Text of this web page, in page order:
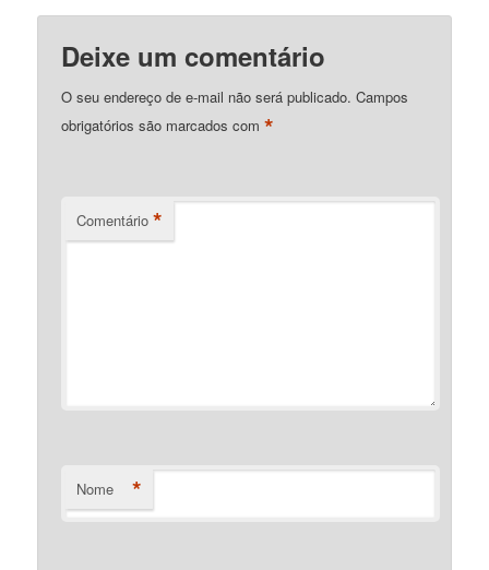
Deixe um comentário
O seu endereço de e-mail não será publicado. Campos
obrigatórios são marcados com*
Comentário *
Nome *